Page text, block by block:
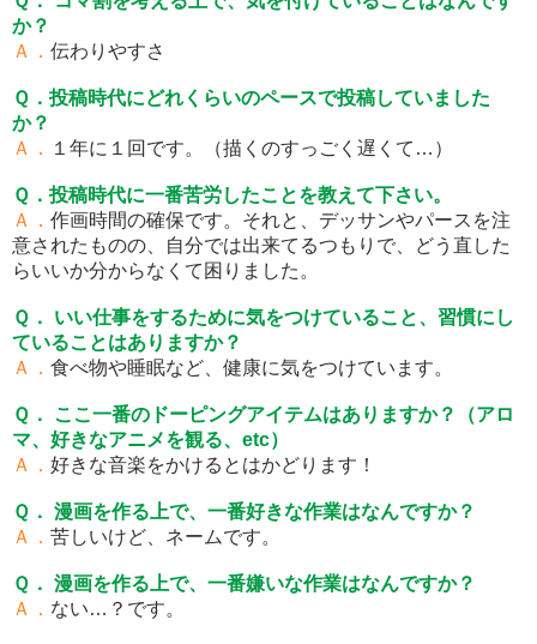
か？
Ａ． 伝わりやすさ
Ｑ．投稿時代にどれくらいのペースで投稿していました
か？
Ａ．
１年に１回です。（描くのすっごく遅くて…）
Ｑ．投稿時代に一番苦労したことを教えて下さい。
Ａ． 作画時間の確保です。それと、デッサンやパースを注
意されたものの、自分では出来てるつもりで、どう直した
らいいか分からなくて困りました。
Ｑ． いい仕事をするために気をつけていること、習慣にし
ていることはありますか？
Ａ． 食べ物や睡眠など、健康に気をつけています。
Ｑ． ここ一番のドーピングアイテムはありますか？（アロ
マ、好きなアニメを観る、etc）
Ａ． 好きな音楽をかけるとはかどります！
Ｑ． 漫画を作る上で、一番好きな作業はなんですか？
Ａ． 苦しいけど、ネームです。
Ｑ． 漫画を作る上で、一番嫌いな作業はなんですか？
Ａ． ない…？です。